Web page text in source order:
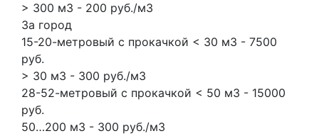
> 300 м3 - 200 руб./м3
За город
15-20-метровый с прокачкой < 30 м3 - 7500
руб.
> 30 м3 - 300 руб./м3
28-52-метровый с прокачкой < 50 м3 - 15000
руб.
50…200 м3 - 300 руб./м3